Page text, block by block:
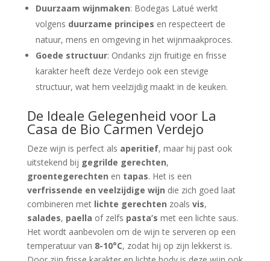
Duurzaam wijnmaken: Bodegas Latué werkt
volgens duurzame principes en respecteert de
natuur, mens en omgeving in het wijnmaakproces.
Goede structuur: Ondanks zijn fruitige en frisse
karakter heeft deze Verdejo ook een stevige
structuur, wat hem veelzijdig maakt in de keuken.
De Ideale Gelegenheid voor La
Casa de Bio Carmen Verdejo
Deze wijn is perfect als aperitief, maar hij past ook
uitstekend bij gegrilde gerechten,
groentegerechten en tapas. Het is een
verfrissende en veelzijdige wijn die zich goed laat
combineren met lichte gerechten zoals vis,
salades, paella of zelfs pasta’s met een lichte saus.
Het wordt aanbevolen om de wijn te serveren op een
temperatuur van 8-10°C, zodat hij op zijn lekkerst is.